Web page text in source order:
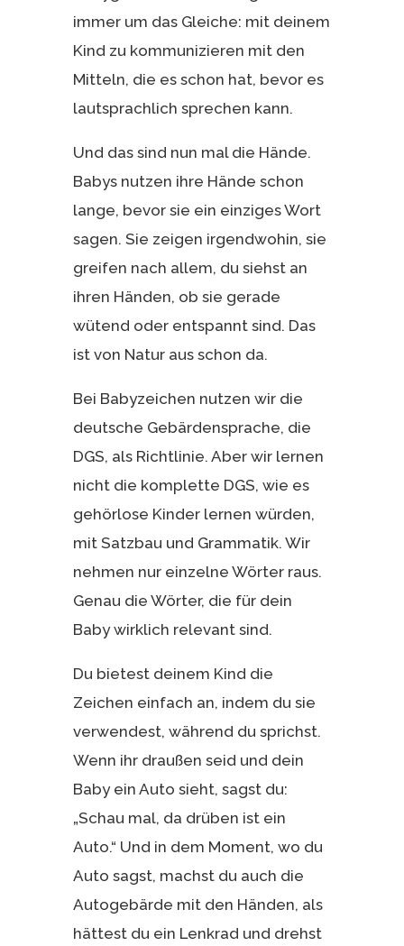
immer um das Gleiche: mit deinem
Kind zu kommunizieren mit den
Mitteln, die es schon hat, bevor es
lautsprachlich sprechen kann.
Und das sind nun mal die Hände.
Babys nutzen ihre Hände schon
lange, bevor sie ein einziges Wort
sagen. Sie zeigen irgendwohin, sie
greifen nach allem, du siehst an
ihren Händen, ob sie gerade
wütend oder entspannt sind. Das
ist von Natur aus schon da.
Bei Babyzeichen nutzen wir die
deutsche Gebärdensprache, die
DGS, als Richtlinie. Aber wir lernen
nicht die komplette DGS, wie es
gehörlose Kinder lernen würden,
mit Satzbau und Grammatik. Wir
nehmen nur einzelne Wörter raus.
Genau die Wörter, die für dein
Baby wirklich relevant sind.
Du bietest deinem Kind die
Zeichen einfach an, indem du sie
verwendest, während du sprichst.
Wenn ihr draußen seid und dein
Baby ein Auto sieht, sagst du:
„Schau mal, da drüben ist ein
Auto.“ Und in dem Moment, wo du
Auto sagst, machst du auch die
Autogebärde mit den Händen, als
hättest du ein Lenkrad und drehst